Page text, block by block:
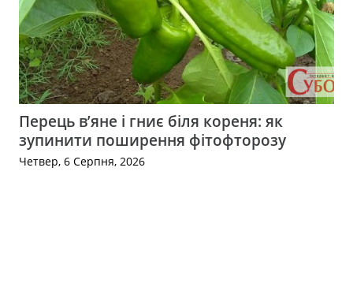
Перець в’яне і гниє біля кореня: як
зупинити поширення фітофторозу
Четвер, 6 Серпня, 2026